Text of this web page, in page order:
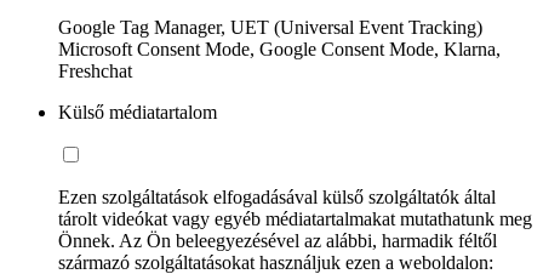
Google Tag Manager, UET (Universal Event Tracking)
Microsoft Consent Mode, Google Consent Mode, Klarna,
Freshchat
Külső médiatartalom
Ezen szolgáltatások elfogadásával külső szolgáltatók által
tárolt videókat vagy egyéb médiatartalmakat mutathatunk meg
Önnek. Az Ön beleegyezésével az alábbi, harmadik féltől
származó szolgáltatásokat használjuk ezen a weboldalon: